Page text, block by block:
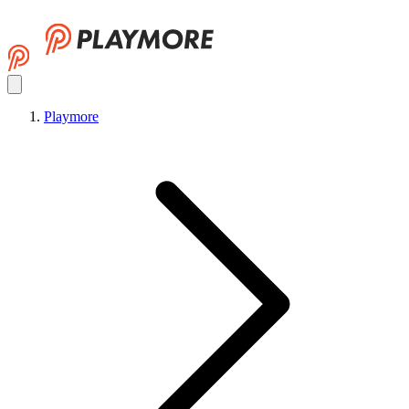
Playmore